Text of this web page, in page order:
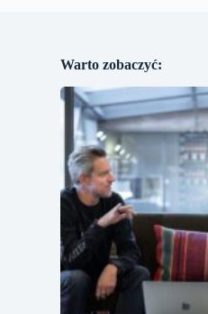
Warto zobaczyć: